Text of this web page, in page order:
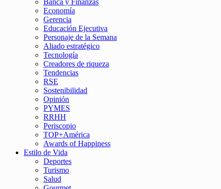
Banca y Finanzas
Economía
Gerencia
Educación Ejecutiva
Personaje de la Semana
Aliado estratégico
Tecnología
Creadores de riqueza
Tendencias
RSE
Sostenibilidad
Opinión
PYMES
RRHH
Periscopio
TOP+América
Awards of Happiness
Estilo de Vida
Deportes
Turismo
Salud